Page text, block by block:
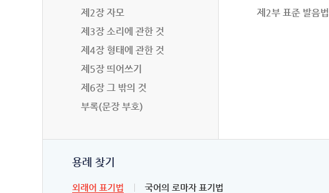
제2장 자모
제3장 소리에 관한 것
제4장 형태에 관한 것
제5장 띄어쓰기
제6장 그 밖의 것
부록(문장 부호)
제2부 표준 발음법
용례 찾기
외래어 표기법 국어의 로마자 표기법